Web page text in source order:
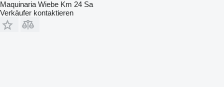
Maquinaria Wiebe Km 24 Sa
Verkäufer kontaktieren